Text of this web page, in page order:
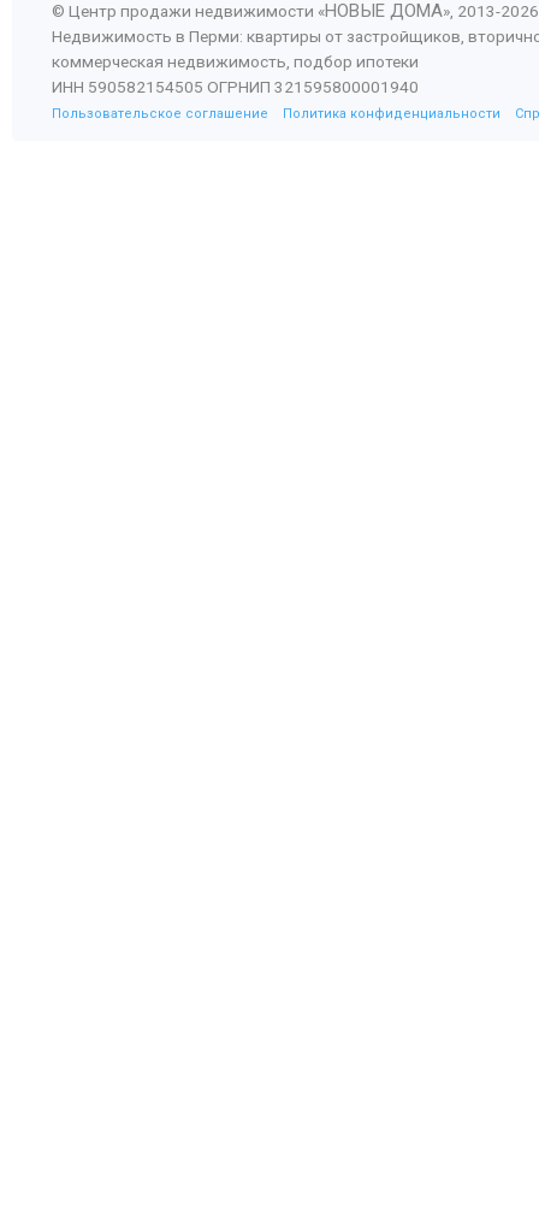
© Центр продажи недвижимости «НОВЫЕ ДОМА», 2013-2026
Недвижимость в Перми: квартиры от застройщиков,
коммерческая недвижимость, подбор ипотеки
ИНН 590582154505 ОГРНИП 321595800001940
Пользовательское соглашение Политика конфиденциальности